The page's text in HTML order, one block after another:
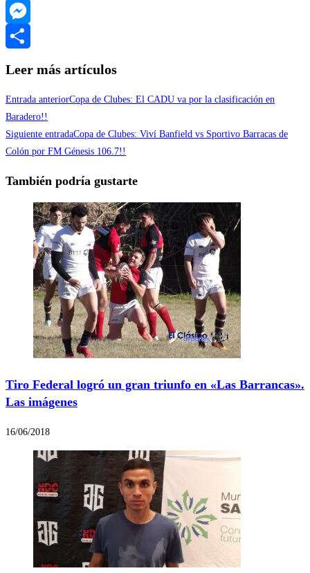
WhatsApp
Messenger
Leer más artículos
Entrada anteriorCopa de Clubes: El CADU va por la clasificación en
Baradero!!
Siguiente entradaCopa de Clubes: Viví Banfield vs Sportivo Barracas de
Colón por FM Génesis 106.7!!
También podría gustarte
Tiro Federal logró un gran triunfo en «Las Barrancas».
Las imágenes
16/06/2018